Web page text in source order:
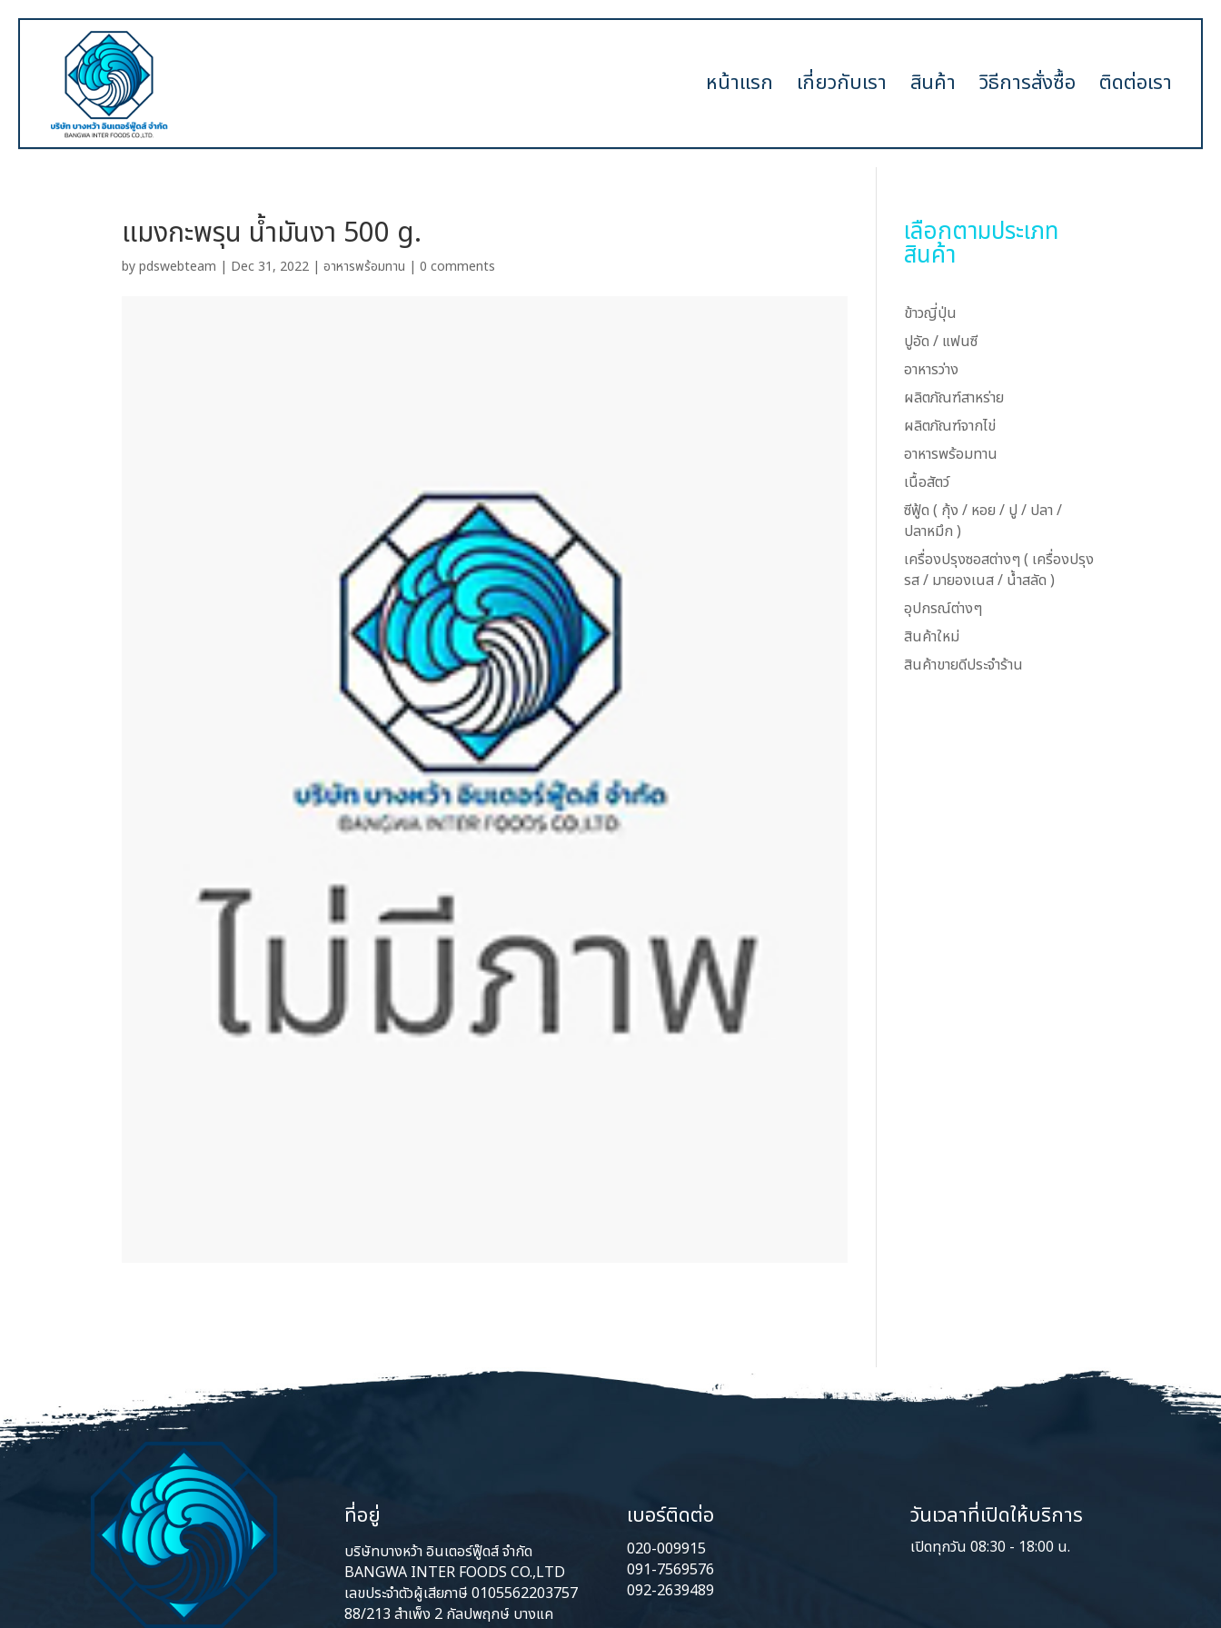
หน้าแรก เกี่ยวกับเรา สินค้า วิธีการสั่งซื้อ ติดต่อเรา
แมงกะพรุน น้ำมันงา 500 g.
bypdswebteam | Dec 31, 2022 |อาหารพร้อมทาน |0 comments
เลือกตามประเภท
สินค้า
ข้าวญี่ปุ่น
ปูอัด / แฟนซี
อาหารว่าง
ผลิตภัณฑ์สาหร่าย
ผลิตภัณฑ์จากไข่
อาหารพร้อมทาน
เนื้อสัตว์
ซีฟู้ด ( กุ้ง / หอย / ปู / ปลา /
ปลาหมึก )
เครื่องปรุงซอสต่างๆ ( เครื่องปรุง
รส / มายองเนส / น้ำสลัด )
อุปกรณ์ต่างๆ
สินค้าใหม่
สินค้าขายดีประจำร้าน
ที่อยู่
บริษัทบางหว้า อินเตอร์ฟู๊ดส์ จำกัด
BANGWA INTER FOODS CO.,LTD
เลขประจำตัวผู้เสียภาษี 0105562203757
88/213 สำเพ็ง 2 กัลปพฤกษ์ บางแค
เบอร์ติดต่อ
020-009915
091-7569576
092-2639489
วันเวลาที่เปิดให้บริการ
เปิดทุกวัน 08:30 - 18:00 น.